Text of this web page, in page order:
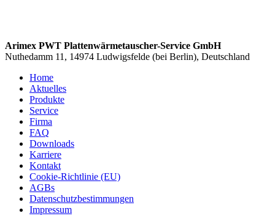
Arimex PWT Plattenwärmetauscher-Service GmbH
Nuthedamm 11, 14974 Ludwigsfelde (bei Berlin), Deutschland
Home
Aktuelles
Produkte
Service
Firma
FAQ
Downloads
Karriere
Kontakt
Cookie-Richtlinie (EU)
AGBs
Datenschutzbestimmungen
Impressum